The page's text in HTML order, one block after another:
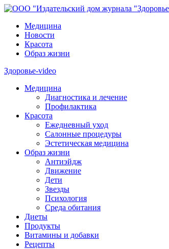
Медицина
Новости
Красота
Образ жизни
Здоровье-video
Медицина
Диагностика и лечение
Профилактика
Красота
Ежедневный уход
Салонные процедуры
Эстетическая медицина
Образ жизни
Антиэйдж
Движение
Дети
Звезды
Психология
Среда обитания
Диеты
Продукты
Витамины и добавки
Рецепты